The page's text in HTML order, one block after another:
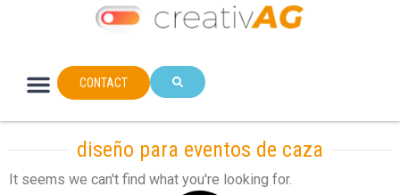
CONTACT
diseño para eventos de caza
It seems we can't find what you're looking for.